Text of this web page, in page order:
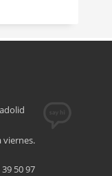
viernes.
50 97